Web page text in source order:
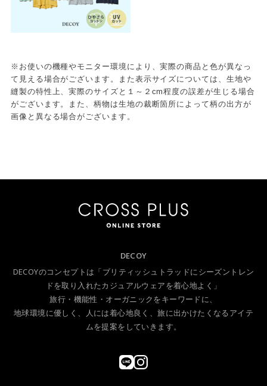
※お使いの機種やモニター環境により、実際の商品と色が異なっ
て見える場合がございます。また表示サイズについては、生地や
縫製の特性上、実際のサイズと１～２cm程度の誤差が生じる場合
がございます。また、柄物は生地の裁断箇所によって柄の出方が
画像と異なる場合がございます。
DECOY
DECOYのコンセプトは「ブリティッシュトラッドにシーズントレン
ドを取り入れたカジュアルウェアを着心地よく」
旅行・機能性・オーガニックをキーワードに、
地球環境に優しく、人には着心地良く、旅に出かけたくなるアイテ
ムを提案をしていきます。